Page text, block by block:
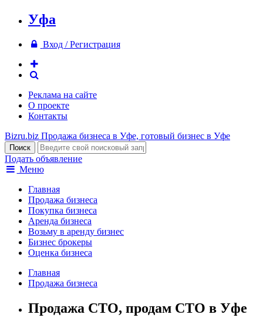
Уфа
Вход / Регистрация
Реклама на сайте
О проекте
Контакты
Bizru.biz Продажа бизнеса в Уфе, готовый бизнес в Уфе
Подать объявление
Меню
Главная
Продажа бизнеса
Покупка бизнеса
Аренда бизнеса
Возьму в аренду бизнес
Бизнес брокеры
Оценка бизнеса
Главная
Продажа бизнеса
Продажа СТО, продам СТО в Уфе